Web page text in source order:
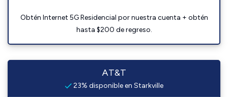
Obtén Internet 5G Residencial por nuestra cuenta + obtén
hasta $200 de regreso.
AT&T
23% disponible en Starkville